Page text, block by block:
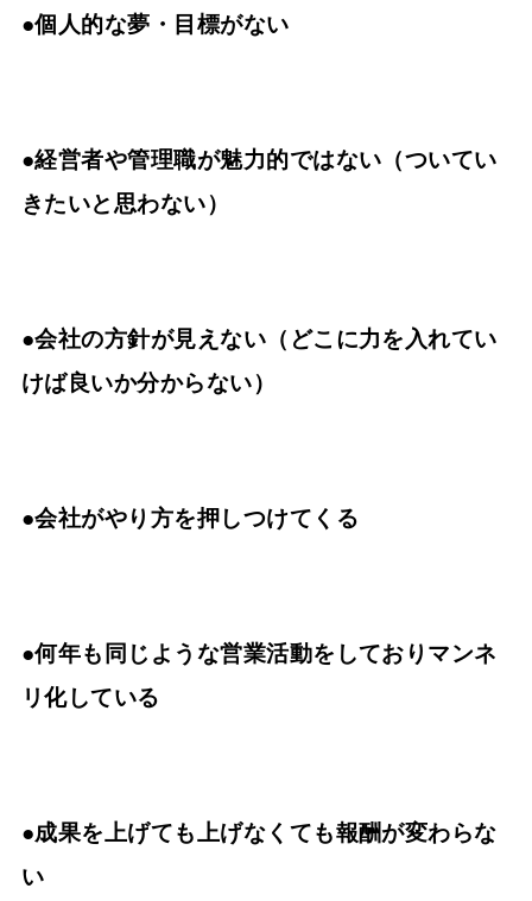
●個人的な夢・目標がない
●経営者や管理職が魅力的ではない（ついてい
きたいと思わない）
●会社の方針が見えない（どこに力を入れてい
けば良いか分からない）
●会社がやり方を押しつけてくる
●何年も同じような営業活動をしておりマンネ
リ化している
●成果を上げても上げなくても報酬が変わらな
い